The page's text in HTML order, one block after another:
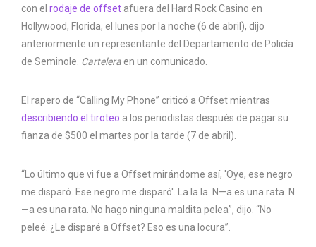
con el rodaje de offset afuera del Hard Rock Casino en
Hollywood, Florida, el lunes por la noche (6 de abril), dijo
anteriormente un representante del Departamento de Policía
de Seminole. Cartelera en un comunicado.
El rapero de “Calling My Phone” criticó a Offset mientras
describiendo el tiroteo a los periodistas después de pagar su
fianza de $500 el martes por la tarde (7 de abril).
“Lo último que vi fue a Offset mirándome así, 'Oye, ese negro
me disparó. Ese negro me disparó'. La la la. N—a es una rata. N
—a es una rata. No hago ninguna maldita pelea”, dijo. “No
peleé. ¿Le disparé a Offset? Eso es una locura”.